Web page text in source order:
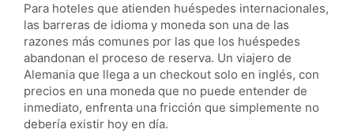
Para hoteles que atienden huéspedes internacionales,
las barreras de idioma y moneda son una de las
razones más comunes por las que los huéspedes
abandonan el proceso de reserva. Un viajero de
Alemania que llega a un checkout solo en inglés, con
precios en una moneda que no puede entender de
inmediato, enfrenta una fricción que simplemente no
debería existir hoy en día.